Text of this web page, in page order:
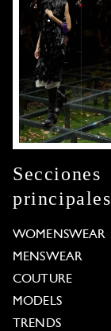
Secciones
principales
WOMENSWEAR
MENSWEAR
COUTURE
MODELS
TRENDS